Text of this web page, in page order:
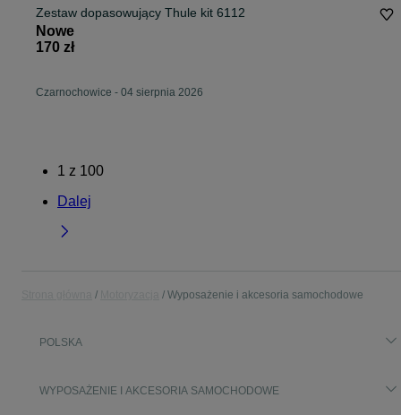
Zestaw dopasowujący Thule kit 6112
Nowe
170 zł
Czarnochowice - 04 sierpnia 2026
1 z 100
Dalej
Wyposażenie i akcesoria samochodowe
POLSKA
WYPOSAŻENIE I AKCESORIA SAMOCHODOWE